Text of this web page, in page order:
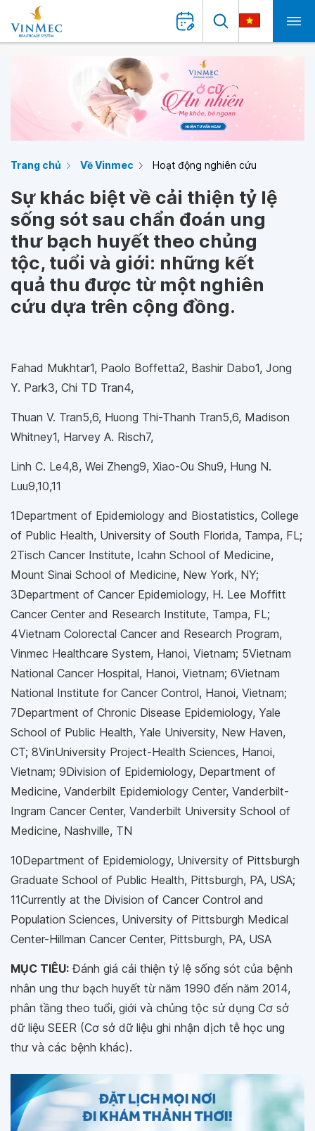
Trang chủ Về Vinmec Hoạt động nghiên cứu
Sự khác biệt về cải thiện tỷ lệ
sống sót sau chẩn đoán ung
thư bạch huyết theo chủng
tộc, tuổi và giới: những kết
quả thu được từ một nghiên
cứu dựa trên cộng đồng.
Fahad Mukhtar1, Paolo Boffetta2, Bashir Dabo1, Jong
Y. Park3, Chi TD Tran4,
Thuan V. Tran5,6, Huong Thi-Thanh Tran5,6, Madison
Whitney1, Harvey A. Risch7,
Linh C. Le4,8, Wei Zheng9, Xiao-Ou Shu9, Hung N.
Luu9,10,11
1Department of Epidemiology and Biostatistics, College
of Public Health, University of South Florida, Tampa, FL;
2Tisch Cancer Institute, Icahn School of Medicine,
Mount Sinai School of Medicine, New York, NY;
3Department of Cancer Epidemiology, H. Lee Moffitt
Cancer Center and Research Institute, Tampa, FL;
4Vietnam Colorectal Cancer and Research Program,
Vinmec Healthcare System, Hanoi, Vietnam; 5Vietnam
National Cancer Hospital, Hanoi, Vietnam; 6Vietnam
National Institute for Cancer Control, Hanoi, Vietnam;
7Department of Chronic Disease Epidemiology, Yale
School of Public Health, Yale University, New Haven,
CT; 8VinUniversity Project-Health Sciences, Hanoi,
Vietnam; 9Division of Epidemiology, Department of
Medicine, Vanderbilt Epidemiology Center, Vanderbilt-
Ingram Cancer Center, Vanderbilt University School of
Medicine, Nashville, TN
10Department of Epidemiology, University of Pittsburgh
Graduate School of Public Health, Pittsburgh, PA, USA;
11Currently at the Division of Cancer Control and
Population Sciences, University of Pittsburgh Medical
Center-Hillman Cancer Center, Pittsburgh, PA, USA
MỤC TIÊU: Đánh giá cải thiện tỷ lệ sống sót của bệnh
nhân ung thư bạch huyết từ năm 1990 đến năm 2014,
phân tầng theo tuổi, giới và chủng tộc sử dụng Cơ sở
dữ liệu SEER (Cơ sở dữ liệu ghi nhận dịch tễ học ung
thư và các bệnh khác).